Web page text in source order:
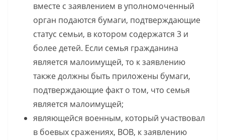
вместе с заявлением в уполномоченный
орган подаются бумаги, подтверждающие
статус семьи, в котором содержатся 3 и
более детей. Если семья гражданина
является малоимущей, то к заявлению
также должны быть приложены бумаги,
подтверждающие факт о том, что семья
является малоимущей;
являющейся военным, который участвовал
в боевых сражениях, ВОВ, к заявлению